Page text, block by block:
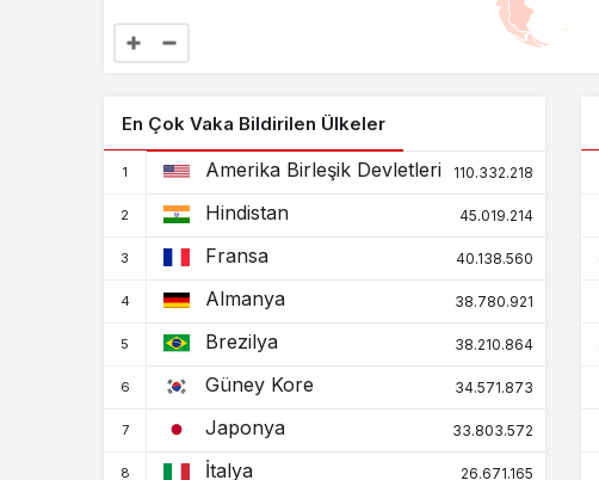
En Çok Vaka Bildirilen Ülkeler
Amerika Birleşik Devletleri 110.332.218
Hindistan 45.019.214
Fransa 40.138.560
Almanya 38.780.921
Brezilya 38.210.864
Güney Kore 34.571.873
Japonya 33.803.572
İtalya 26.671.165